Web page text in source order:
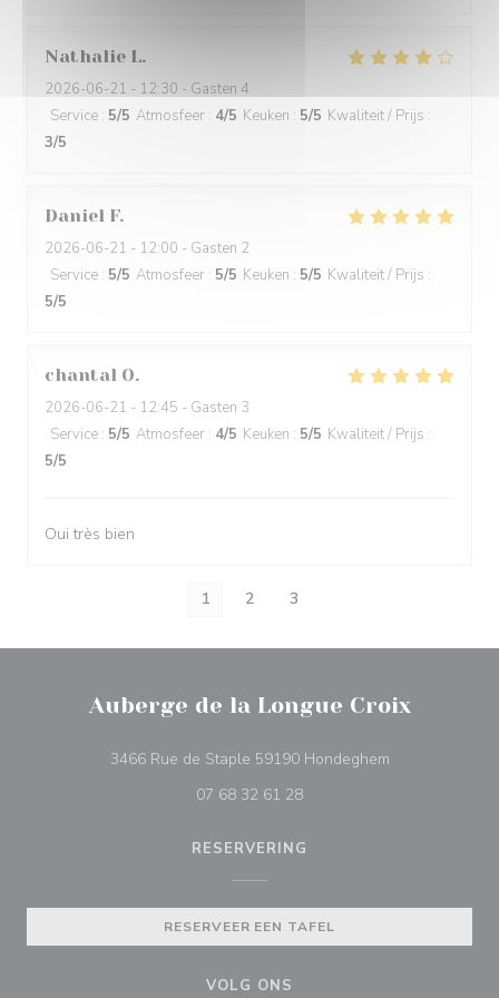
Nathalie L
2026-06-21 - 12:30 - Gasten 4
Service : 5/5 Atmosfeer : 4/5 Keuken : 5/5 Kwaliteit / Prijs :
3/5
Daniel F
2026-06-21 - 12:00 - Gasten 2
Service : 5/5 Atmosfeer : 5/5 Keuken : 5/5 Kwaliteit / Prijs :
5/5
chantal O
2026-06-21 - 12:45 - Gasten 3
Service : 5/5 Atmosfeer : 4/5 Keuken : 5/5 Kwaliteit / Prijs :
5/5
Oui très bien
1 2 3
Auberge de la Longue Croix
3466 Rue de Staple 59190 Hondeghem((opent in een
07 68 32 61 28
RESERVERING
RESERVEER EEN TAFEL
VOLG ONS